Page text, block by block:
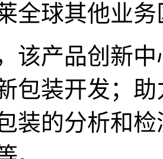
全球其他业
产品创新中
包装开发；
装的分析和